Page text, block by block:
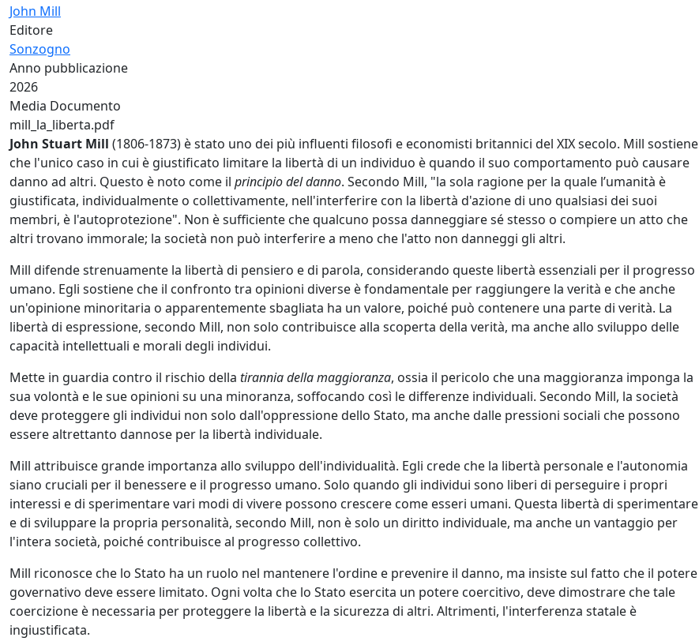
John Mill
Editore
Sonzogno
Anno pubblicazione
2026
Media Documento
mill_la_liberta.pdf
John Stuart Mill (1806-1873) è stato uno dei più influenti filosofi e economisti britannici del XIX secolo. Mill sostiene
che l'unico caso in cui è giustificato limitare la libertà di un individuo è quando il suo comportamento può causare
danno ad altri. Questo è noto come il principio del danno. Secondo Mill, "la sola ragione per la quale l’umanità è
giustificata, individualmente o collettivamente, nell'interferire con la libertà d'azione di uno qualsiasi dei suoi
membri, è l'autoprotezione". Non è sufficiente che qualcuno possa danneggiare sé stesso o compiere un atto che
altri trovano immorale; la società non può interferire a meno che l'atto non danneggi gli altri.
Mill difende strenuamente la libertà di pensiero e di parola, considerando queste libertà essenziali per il progresso
umano. Egli sostiene che il confronto tra opinioni diverse è fondamentale per raggiungere la verità e che anche
un'opinione minoritaria o apparentemente sbagliata ha un valore, poiché può contenere una parte di verità. La
libertà di espressione, secondo Mill, non solo contribuisce alla scoperta della verità, ma anche allo sviluppo delle
capacità intellettuali e morali degli individui.
Mette in guardia contro il rischio della tirannia della maggioranza, ossia il pericolo che una maggioranza imponga la
sua volontà e le sue opinioni su una minoranza, soffocando così le differenze individuali. Secondo Mill, la società
deve proteggere gli individui non solo dall'oppressione dello Stato, ma anche dalle pressioni sociali che possono
essere altrettanto dannose per la libertà individuale.
Mill attribuisce grande importanza allo sviluppo dell'individualità. Egli crede che la libertà personale e l'autonomia
siano cruciali per il benessere e il progresso umano. Solo quando gli individui sono liberi di perseguire i propri
interessi e di sperimentare vari modi di vivere possono crescere come esseri umani. Questa libertà di sperimentare
e di sviluppare la propria personalità, secondo Mill, non è solo un diritto individuale, ma anche un vantaggio per
l'intera società, poiché contribuisce al progresso collettivo.
Mill riconosce che lo Stato ha un ruolo nel mantenere l'ordine e prevenire il danno, ma insiste sul fatto che il potere
governativo deve essere limitato. Ogni volta che lo Stato esercita un potere coercitivo, deve dimostrare che tale
coercizione è necessaria per proteggere la libertà e la sicurezza di altri. Altrimenti, l'interferenza statale è
ingiustificata.